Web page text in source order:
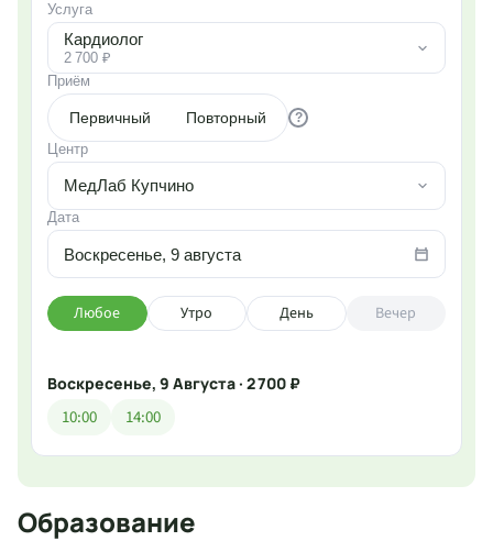
Услуга
Кардиолог
2 700 ₽
Приём
Первичный Повторный ?
Центр
МедЛаб Купчино
Дата
Воскресенье, 9 августа
Любое Утро День Вечер
Воскресенье, 9 Августа · 2 700 ₽
10:00 14:00
Образование